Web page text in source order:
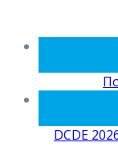
DCDE